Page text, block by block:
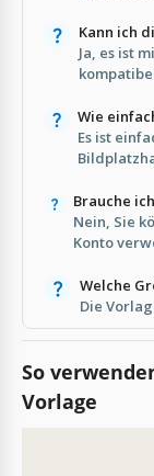
Kann ich
Ja, es ist
Wie
Es ist
Brauche
Nein, Sie
Konto
Welche
Die
So
Vorlage